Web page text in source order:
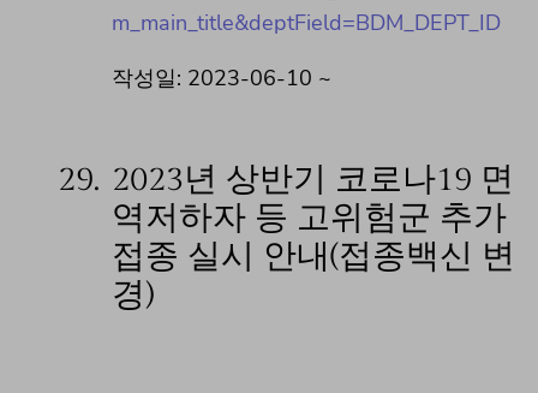
m_main_title&deptField=BDM_DEPT_ID
작성일: 2023-06-10 ~
29. 2023년 상반기 코로나19 면
역저하자 등 고위험군 추가
접종 실시 안내(접종백신 변
경)